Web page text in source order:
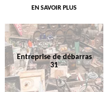
EN SAVOIR PLUS
Entreprise de débarras
31